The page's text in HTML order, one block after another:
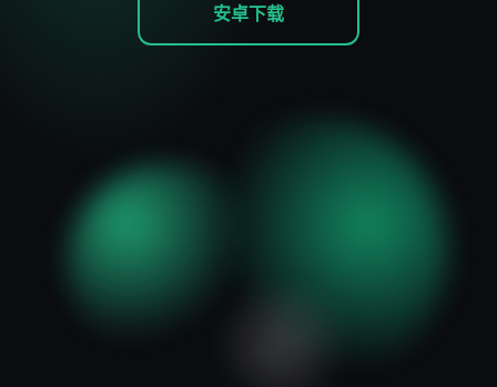
安卓下载